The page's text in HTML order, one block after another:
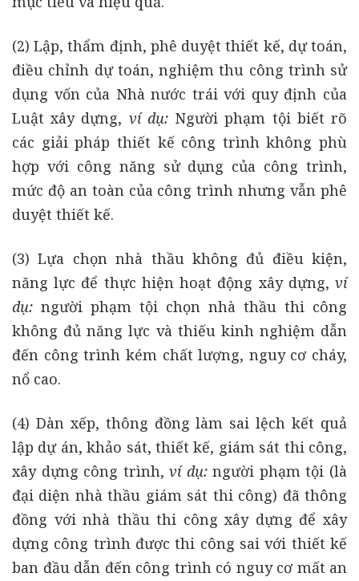
(2) Lập, thẩm định, phê duyệt thiết kế, dự toán,
điều chỉnh dự toán, nghiệm thu công trình sử
dụng vốn của Nhà nước trái với quy định của
Luật xây dựng, ví dụ: Người phạm tội biết rõ
các giải pháp thiết kế công trình không phù
hợp với công năng sử dụng của công trình,
mức độ an toàn của công trình nhưng vẫn phê
duyệt thiết kế.
(3) Lựa chọn nhà thầu không đủ điều kiện,
năng lực để thực hiện hoạt động xây dựng, ví
dụ: người phạm tội chọn nhà thầu thi công
không đủ năng lực và thiếu kinh nghiệm dẫn
đến công trình kém chất lượng, nguy cơ cháy,
nổ cao.
(4) Dàn xếp, thông đồng làm sai lệch kết quả
lập dự án, khảo sát, thiết kế, giám sát thi công,
xây dựng công trình,ví dụ:người phạm tội (là
đại diện nhà thầu giám sát thi công) đã thông
đồng với nhà thầu thi công xây dựng để xây
dựng công trình được thi công sai với thiết kế
ban đầu dẫn đến công trình có nguy cơ mất an